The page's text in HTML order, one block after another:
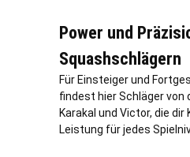
Power und
Squashschlägern
Für Einsteiger und
findest hier Schläger von
Karakal und Victor, die dir
Leistung für jedes